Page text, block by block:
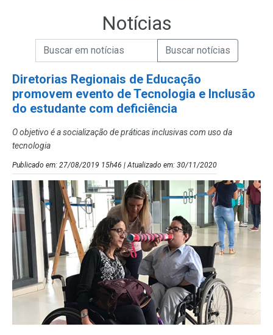
Notícias
Campo de Busca de Notícias
Campo de Busca de informaçõesEnviar a Busca de Notícias
Diretorias Regionais de Educação
promovem evento de Tecnologia e Inclusão
do estudante com deficiência
O objetivo é a socialização de práticas inclusivas com uso da
tecnologia
Publicado em: 27/08/2019 15h46 | Atualizado em: 30/11/2020